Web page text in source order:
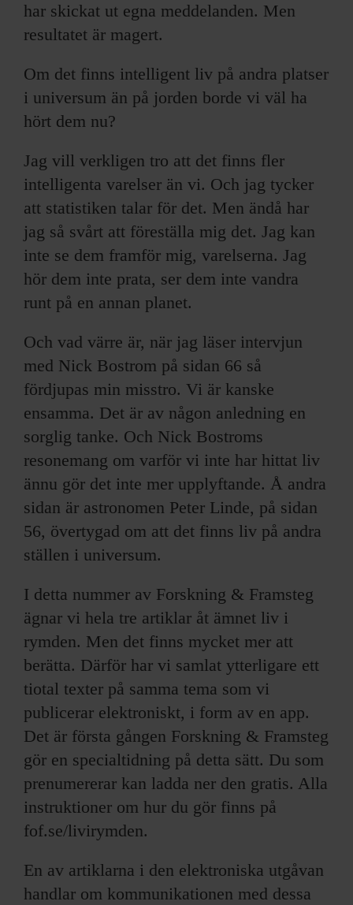
har skickat ut egna meddelanden. Men
resultatet är magert.
Om det finns intelligent liv på andra platser
i universum än på jorden borde vi väl ha
hört dem nu?
Jag vill verkligen tro att det finns fler
intelligenta varelser än vi. Och jag tycker
att statistiken talar för det. Men ändå har
jag så svårt att föreställa mig det. Jag kan
inte se dem framför mig, varelserna. Jag
hör dem inte prata, ser dem inte vandra
runt på en annan planet.
Och vad värre är, när jag läser intervjun
med Nick Bostrom på sidan 66 så
fördjupas min misstro. Vi är kanske
ensamma. Det är av någon anledning en
sorglig tanke. Och Nick Bostroms
resonemang om varför vi inte har hittat liv
ännu gör det inte mer upplyftande. Å andra
sidan är astronomen Peter Linde, på sidan
56, övertygad om att det finns liv på andra
ställen i universum.
I detta nummer av Forskning & Framsteg
ägnar vi hela tre artiklar åt ämnet liv i
rymden. Men det finns mycket mer att
berätta. Därför har vi samlat ytterligare ett
tiotal texter på samma tema som vi
publicerar elektroniskt, i form av en app.
Det är första gången Forskning & Framsteg
gör en specialtidning på detta sätt. Du som
prenumererar kan ladda ner den gratis. Alla
instruktioner om hur du gör finns på
fof.se/livirymden.
En av artiklarna i den elektroniska utgåvan
handlar om kommunikationen med dessa